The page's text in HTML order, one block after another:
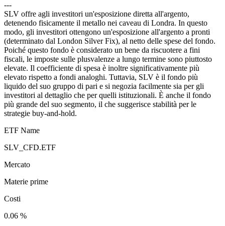
---
SLV offre agli investitori un'esposizione diretta all'argento,
detenendo fisicamente il metallo nei caveau di Londra. In questo
modo, gli investitori ottengono un'esposizione all'argento a pronti
(determinato dal London Silver Fix), al netto delle spese del fondo.
Poiché questo fondo è considerato un bene da riscuotere a fini
fiscali, le imposte sulle plusvalenze a lungo termine sono piuttosto
elevate. Il coefficiente di spesa è inoltre significativamente più
elevato rispetto a fondi analoghi. Tuttavia, SLV è il fondo più
liquido del suo gruppo di pari e si negozia facilmente sia per gli
investitori al dettaglio che per quelli istituzionali. È anche il fondo
più grande del suo segmento, il che suggerisce stabilità per le
strategie buy-and-hold.
ETF Name
SLV_CFD.ETF
Mercato
Materie prime
Costi
0.06 %